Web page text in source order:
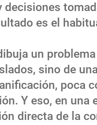
es el
un
sino de
poca
Y eso, en una
directa de la